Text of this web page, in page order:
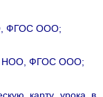
ФГОС ООО;
НОО, ФГОС ООО;